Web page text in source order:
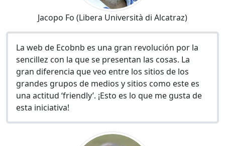
Jacopo Fo (Libera Università di Alcatraz)
La web de Ecobnb es una gran revolución por la
sencillez con la que se presentan las cosas. La
gran diferencia que veo entre los sitios de los
grandes grupos de medios y sitios como este es
una actitud ‘friendly’. ¡Esto es lo que me gusta de
esta iniciativa!